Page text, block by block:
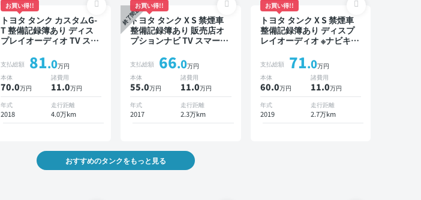
お買い得!!
トヨタ タンク カスタムG-
T 整備記録簿あり ディス
プレイオーディオ TV スマ
ター ドライブレコーダー
衝突軽減 両側電動スライ
ドドア
支払総額 81.0万円
本体
70.0万円
諸費用
11.0万円
年式
2018
走行距離
4.0万km
終了間近
お買い得!!
トヨタ タンク X S 禁煙車
整備記録簿あり 販売店オ
プションナビ TV スマート
軽減 片側電動スライドド
ア
支払総額 66.0万円
本体
55.0万円
諸費用
11.0万円
年式
2017
走行距離
2.3万km
お買い得!!
トヨタ タンク X S 禁煙車
整備記録簿あり ディスプ
レイオーディオ ※ナビキッ
ETC バックモニター 衝突
軽減 片側電動スライドド
ア
支払総額 71.0万円
本体
60.0万円
諸費用
11.0万円
年式
2019
走行距離
2.7万km
おすすめのタンクをもっと見る